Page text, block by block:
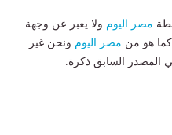
مصر اليوم ولا يعبر عن وجهة
كما هو من مصر اليوم ونحن غير
المصدر السابق ذكرة.